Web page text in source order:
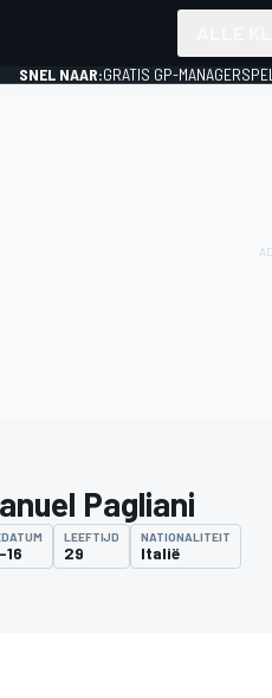
SNEL NAAR:GRATIS GP-MANAGERSPEL
Pagliani
LEEFTIJD
29
NATIONALITEIT
Italië